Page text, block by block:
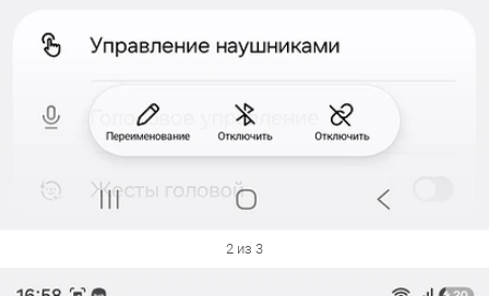
2 из 3